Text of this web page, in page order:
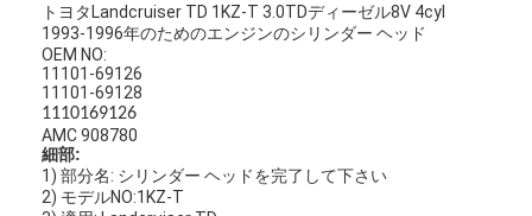
トヨタLandcruiser TD 1KZ-T 3.0TDディーゼル8V 4cyl
1993-1996年のためのエンジンのシリンダー ヘッド
OEM NO:
11101-69126
11101-69128
1110169126
AMC 908780
細部:
1) 部分名: シリンダー ヘッドを完了して下さい
2) モデルNO:1KZ-T